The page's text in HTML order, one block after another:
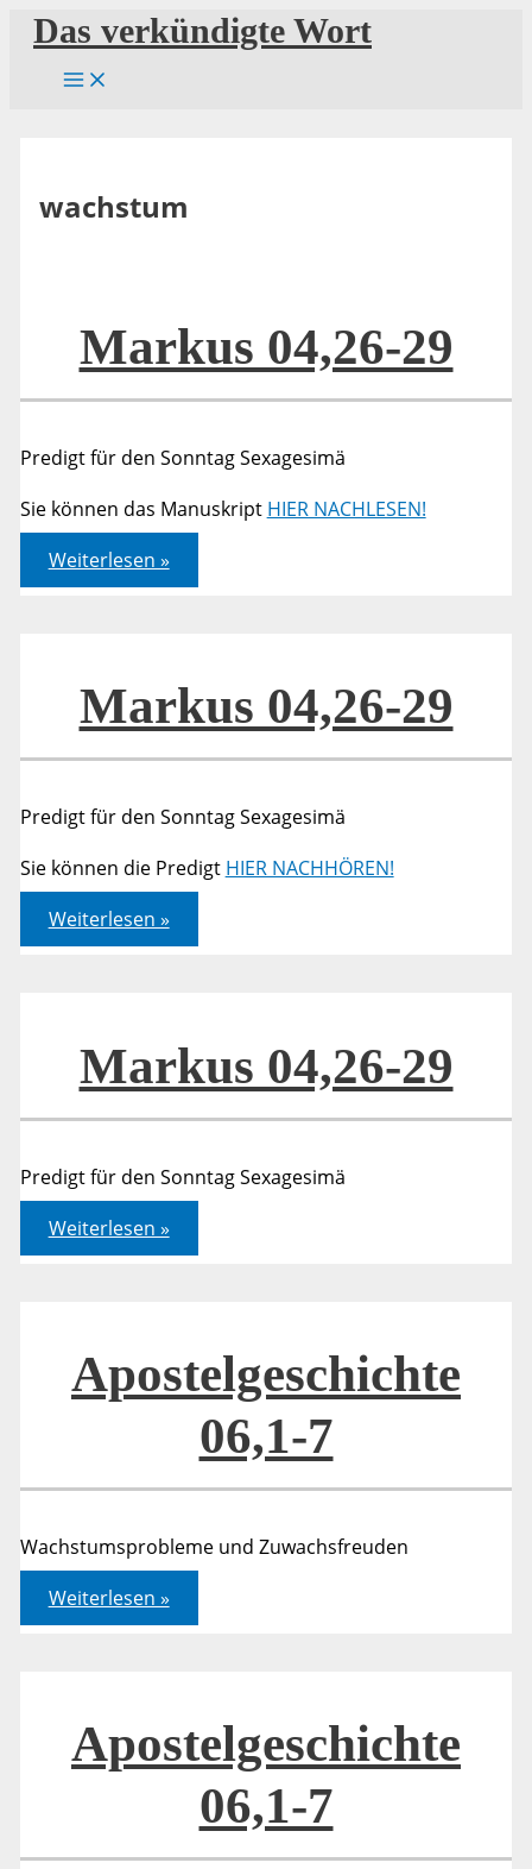
Zum
Inhalt
springen
Das verkündigte Wort
wachstum
Markus 04,26-29
Predigt für den Sonntag Sexagesimä
Sie können das Manuskript HIER NACHLESEN!
Markus
04,26-
29
Weiterlesen »
Markus 04,26-29
Predigt für den Sonntag Sexagesimä
Sie können die Predigt HIER NACHHÖREN!
Markus
04,26-
29
Weiterlesen »
Markus 04,26-29
Predigt für den Sonntag Sexagesimä
Markus
04,26-
29
Weiterlesen »
Apostelgeschichte
06,1-7
Wachstumsprobleme und Zuwachsfreuden
Apostelgeschichte
06,1-
7
Weiterlesen »
Apostelgeschichte
06,1-7